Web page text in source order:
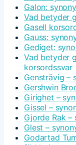
Galon:
Vad betyder
Gasell
Gauss:
Gediget:
Vad betyder
korsordssvar
Gensträvig –
Gershwin
Girighet –
Gissel –
Gjorde Rak
Glest –
Godartad